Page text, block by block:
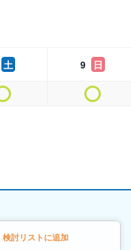
土 9 日
検討リストに追加